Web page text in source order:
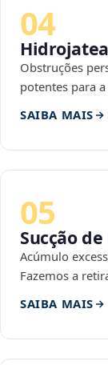
04
Obstruções
potentes para
SAIBA MAIS
05
Sucção
Acúmulo
Fazemos a
SAIBA MAIS